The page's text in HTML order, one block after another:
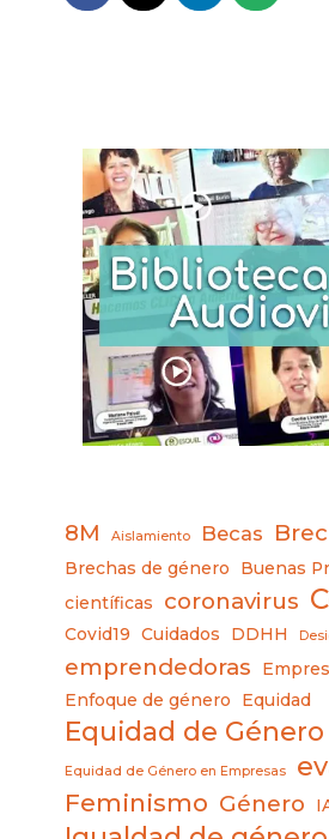
8M Aislamiento Becas
Brechas de género
Buenas
científicas
coronavirus
Covid19 Cuidados DDHH
emprendedoras
Enfoque de género
Equidad
Equidad de Género
Equidad de Género en Empresas
Feminismo Género